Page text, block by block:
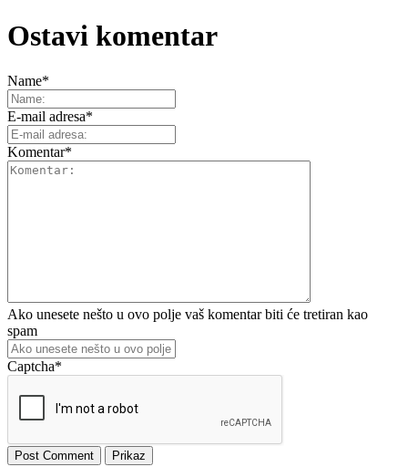
Ostavi komentar
Name*
E-mail adresa*
Komentar*
Ako unesete nešto u ovo polje vaš komentar biti će tretiran kao
spam
Captcha*